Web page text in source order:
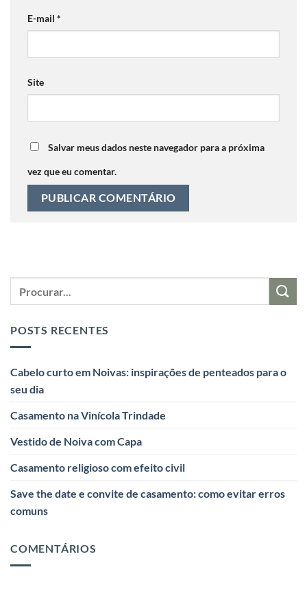
E-mail *
Site
Salvar meus dados neste navegador para a próxima
vez que eu comentar.
POSTS RECENTES
Cabelo curto em Noivas: inspirações de penteados para o
seu dia
Casamento na Vinícola Trindade
Vestido de Noiva com Capa
Casamento religioso com efeito civil
Save the date e convite de casamento: como evitar erros
comuns
COMENTÁRIOS